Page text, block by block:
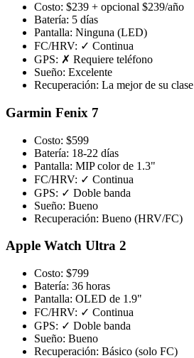
Costo: $239 + opcional $239/año
Batería: 5 días
Pantalla: Ninguna (LED)
FC/HRV: ✓ Continua
GPS: ✗ Requiere teléfono
Sueño: Excelente
Recuperación: La mejor de su clase
Garmin Fenix 7
Costo: $599
Batería: 18-22 días
Pantalla: MIP color de 1.3"
FC/HRV: ✓ Continua
GPS: ✓ Doble banda
Sueño: Bueno
Recuperación: Bueno (HRV/FC)
Apple Watch Ultra 2
Costo: $799
Batería: 36 horas
Pantalla: OLED de 1.9"
FC/HRV: ✓ Continua
GPS: ✓ Doble banda
Sueño: Bueno
Recuperación: Básico (solo FC)